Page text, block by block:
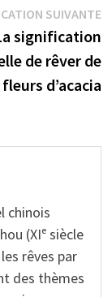
SUIVANTE
signification
de rêver de
fleurs d’acacia
chinois
(XIᵉ siècle
rêves par
des thèmes